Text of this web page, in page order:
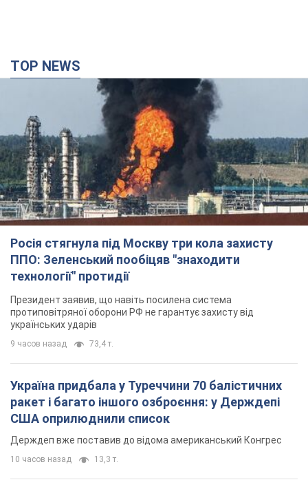
TOP NEWS
Росія стягнула під Москву три кола захисту
ППО: Зеленський пообіцяв "знаходити
технології" протидії
Президент заявив, що навіть посилена система
протиповітряної оборони РФ не гарантує захисту від
українських ударів
9 часов назад 73,4 т.
Україна придбала у Туреччини 70 балістичних
ракет і багато іншого озброєння: у Держдепі
США оприлюднили список
Держдеп вже поставив до відома американський Конгрес
10 часов назад 13,3 т.